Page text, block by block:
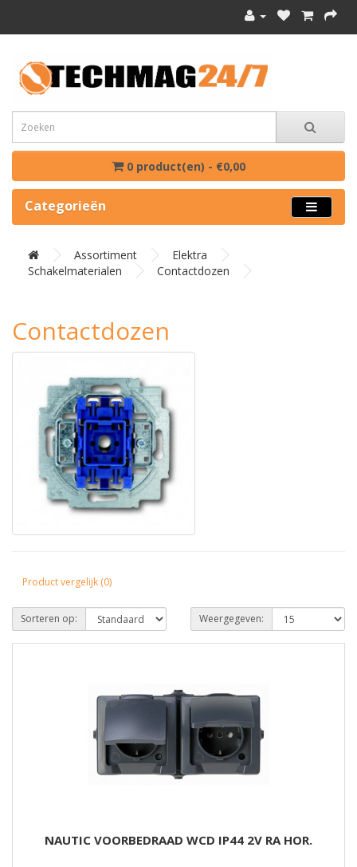
0 product(en) - €0,00
Categorieën
Assortiment
Elektra
Schakelmaterialen
Contactdozen
Contactdozen
Product vergelijk (0)
Sorteren op: Weergegeven:
NAUTIC VOORBEDRAAD WCD IP44 2V RA HOR.